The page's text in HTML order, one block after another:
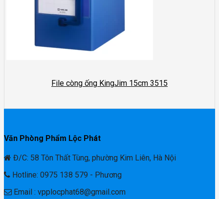
File còng ống KingJim 15cm 3515
Văn Phòng Phẩm Lộc Phát
Đ/C: 58 Tôn Thất Tùng, phường Kim Liên, Hà Nội
Hotline: 0975 138 579 - Phương
Email : vpplocphat68@gmail.com